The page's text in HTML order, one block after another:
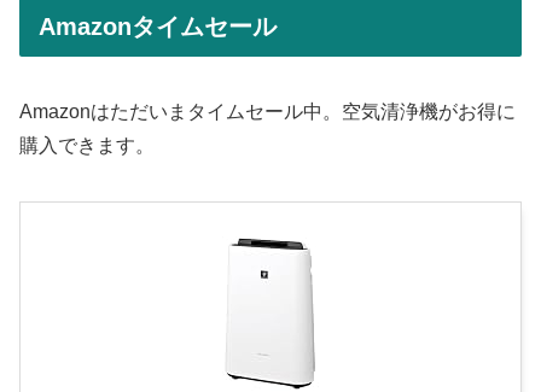
Amazonタイムセール
Amazonはただいまタイムセール中。空気清浄機がお得に
購入できます。